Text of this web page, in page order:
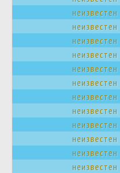
неизвестен
неизвестен
неизвестен
неизвестен
неизвестен
неизвестен
неизвестен
неизвестен
неизвестен
неизвестен
неизвестен
неизвестен